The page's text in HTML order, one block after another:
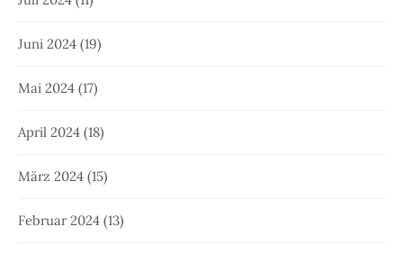
Juni 2024 (19)
Mai 2024 (17)
April 2024 (18)
März 2024 (15)
Februar 2024 (13)